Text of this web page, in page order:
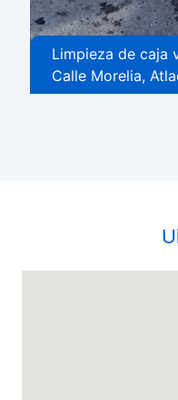
Limpieza de caja
Calle Morelia,